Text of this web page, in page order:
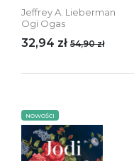
Jeffrey A. Lieberman
Ogi Ogas
32,94 zł 54,90 zł
NOWOŚCI